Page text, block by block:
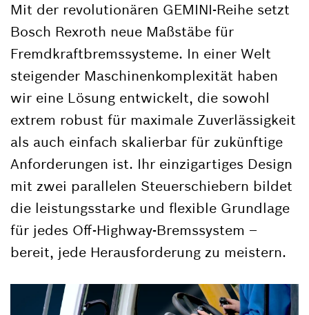
Mit der revolutionären GEMINI-Reihe setzt
Bosch Rexroth neue Maßstäbe für
Fremdkraftbremssysteme. In einer Welt
steigender Maschinenkomplexität haben
wir eine Lösung entwickelt, die sowohl
extrem robust für maximale Zuverlässigkeit
als auch einfach skalierbar für zukünftige
Anforderungen ist. Ihr einzigartiges Design
mit zwei parallelen Steuerschiebern bildet
die leistungsstarke und flexible Grundlage
für jedes Off-Highway-Bremssystem –
bereit, jede Herausforderung zu meistern.